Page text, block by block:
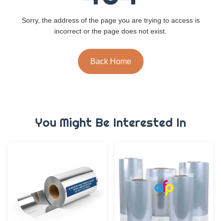
Sorry, the address of the page you are trying to access is
incorrect or the page does not exist.
Back Home
You Might Be Interested In